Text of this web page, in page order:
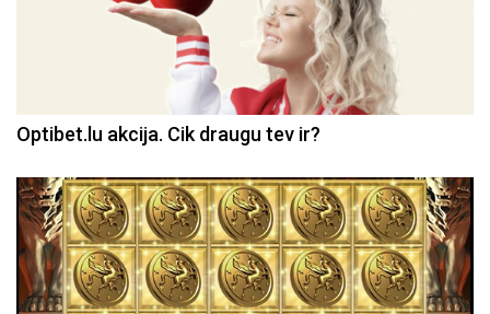
Optibet.lu akcija. Cik draugu tev ir?